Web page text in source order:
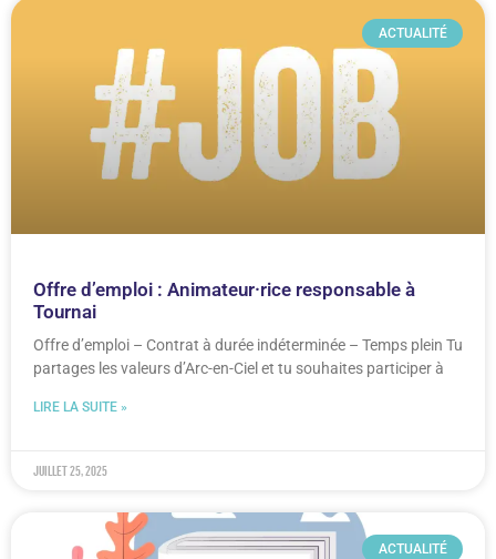
ACTUALITÉ
Offre d’emploi : Animateur·rice responsable à
Tournai
Offre d’emploi – Contrat à durée indéterminée – Temps plein Tu
partages les valeurs d’Arc-en-Ciel et tu souhaites participer à
LIRE LA SUITE »
juillet 25, 2025
ACTUALITÉ